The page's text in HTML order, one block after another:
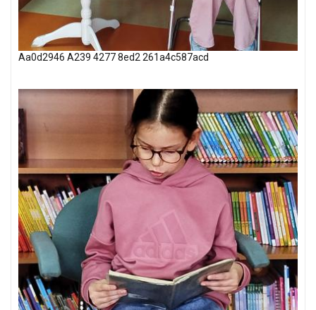
Aa0d2946 A239 4277 8ed2 261a4c587acd